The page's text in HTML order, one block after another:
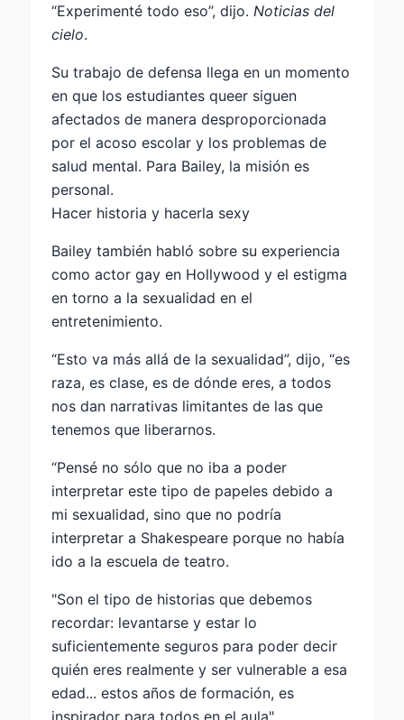
“Experimenté todo eso”, dijo. Noticias del
cielo.
Su trabajo de defensa llega en un momento
en que los estudiantes queer siguen
afectados de manera desproporcionada
por el acoso escolar y los problemas de
salud mental. Para Bailey, la misión es
personal.
Hacer historia y hacerla sexy
Bailey también habló sobre su experiencia
como actor gay en Hollywood y el estigma
en torno a la sexualidad en el
entretenimiento.
“Esto va más allá de la sexualidad”, dijo, “es
raza, es clase, es de dónde eres, a todos
nos dan narrativas limitantes de las que
tenemos que liberarnos.
“Pensé no sólo que no iba a poder
interpretar este tipo de papeles debido a
mi sexualidad, sino que no podría
interpretar a Shakespeare porque no había
ido a la escuela de teatro.
"Son el tipo de historias que debemos
recordar: levantarse y estar lo
suficientemente seguros para poder decir
quién eres realmente y ser vulnerable a esa
edad... estos años de formación, es
inspirador para todos en el aula".